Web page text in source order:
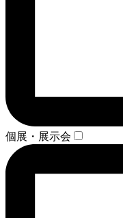
個展・展示会